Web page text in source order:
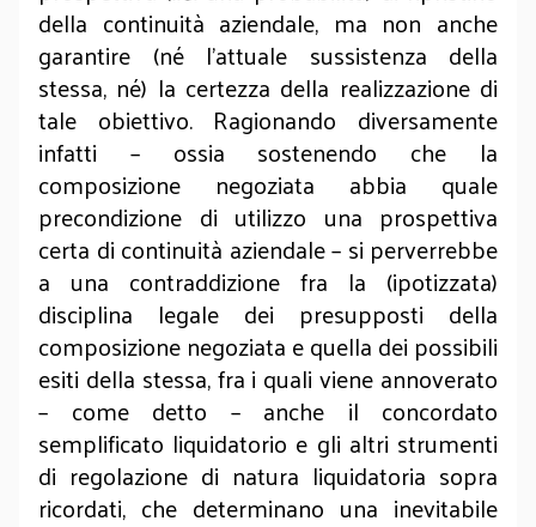
della continuità aziendale, ma non anche
garantire (né l’attuale sussistenza della
stessa, né) la certezza della realizzazione di
tale obiettivo. Ragionando diversamente
infatti – ossia sostenendo che la
composizione negoziata abbia quale
precondizione di utilizzo una prospettiva
certa di continuità aziendale – si perverrebbe
a una contraddizione fra la (ipotizzata)
disciplina legale dei presupposti della
composizione negoziata e quella dei possibili
esiti della stessa, fra i quali viene annoverato
– come detto – anche il concordato
semplificato liquidatorio e gli altri strumenti
di regolazione di natura liquidatoria sopra
ricordati, che determinano una inevitabile